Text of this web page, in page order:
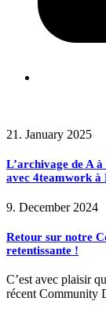
21. January 2025
L’archivage de A
avec 4teamwork à
9. December 2024
Retour sur notre
retentissante !
C’est avec plaisir
récent Community